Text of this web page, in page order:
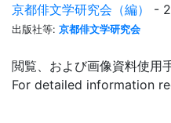
京都俳文学研究会（編） -
出版社等: 京都俳文学研究会
閲覧、および画像資料使用
For detailed information